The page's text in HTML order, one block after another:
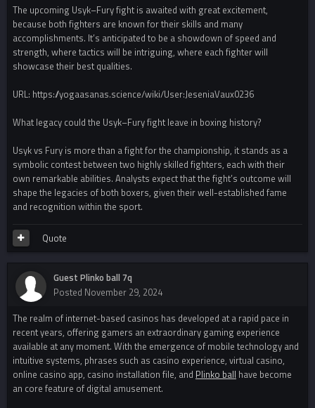
The upcoming Usyk–Fury fight is awaited with great excitement,
because both fighters are known for their skills and many
accomplishments. It’s anticipated to be a showdown of speed and
strength, where tactics will be intriguing, where each fighter will
showcase their best qualities.
URL: https://yogaasanas.science/wiki/User:JeseniaVaux0236
What legacy could the Usyk–Fury fight leave in boxing history?
Usyk vs Fury is more than a fight for the championship, it stands as a
symbolic contest between two highly skilled fighters, each with their
own remarkable abilities. Analysts expect that the fight’s outcome will
shape the legacies of both boxers, given their well-established fame
and recognition within the sport.
Quote
Guest Plinko ball 7q
Posted November 29, 2024
The realm of internet-based casinos has developed at a rapid pace in
recent years, offering gamers an extraordinary gaming experience
available at any moment. With the emergence of mobile technology and
intuitive systems, phrases such as casino experience, virtual casino,
online casino app, casino installation file, and Plinko ball have become
an core feature of digital amusement.